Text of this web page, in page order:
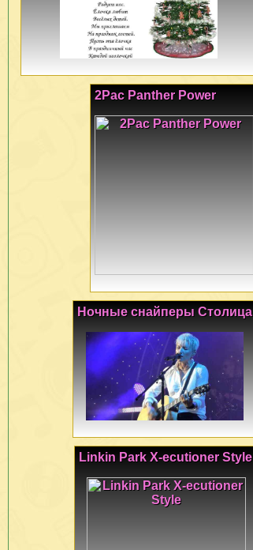
2Pac Panther Power
Ночные снайперы Столица
Linkin Park X-ecutioner Style